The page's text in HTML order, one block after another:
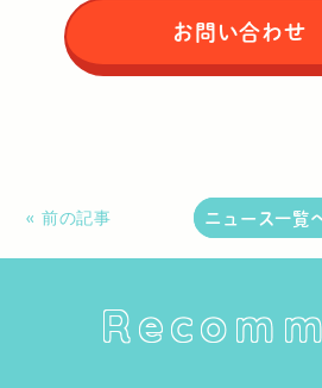
お問い合わせ
« 前の記事 ニュース一覧